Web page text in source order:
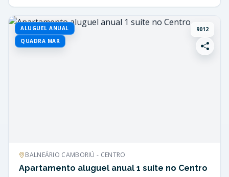
ALUGUEL ANUAL
QUADRA MAR
9012
BALNEÁRIO CAMBORIÚ - CENTRO
Apartamento aluguel anual 1 suíte no Centro